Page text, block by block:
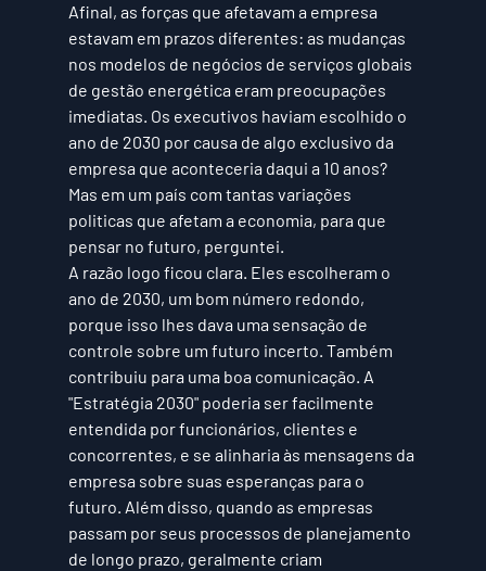
Afinal, as forças que afetavam a empresa
estavam em prazos diferentes: as mudanças
nos modelos de negócios de serviços globais
de gestão energética eram preocupações
imediatas. Os executivos haviam escolhido o
ano de 2030 por causa de algo exclusivo da
empresa que aconteceria daqui a 10 anos?
Mas em um país com tantas variações
politicas que afetam a economia, para que
pensar no futuro, perguntei.
A razão logo ficou clara. Eles escolheram o
ano de 2030, um bom número redondo,
porque isso lhes dava uma sensação de
controle sobre um futuro incerto. Também
contribuiu para uma boa comunicação. A
"Estratégia 2030" poderia ser facilmente
entendida por funcionários, clientes e
concorrentes, e se alinharia às mensagens da
empresa sobre suas esperanças para o
futuro. Além disso, quando as empresas
passam por seus processos de planejamento
de longo prazo, geralmente criam